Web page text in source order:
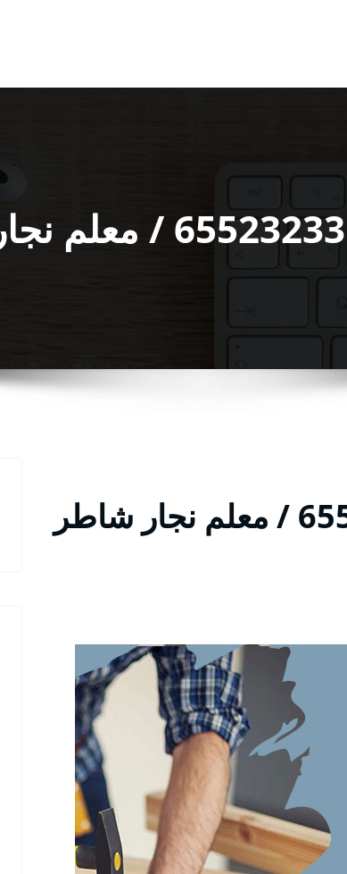
أول نجار الاندلس / 65523233 / معلم نجار شاطر